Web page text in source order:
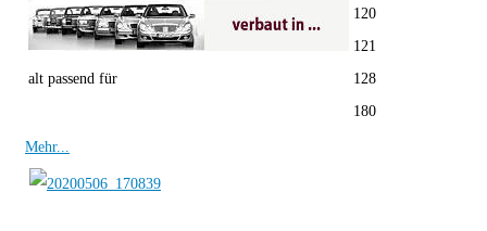
alt passend für
120
121
128
180
Mehr...